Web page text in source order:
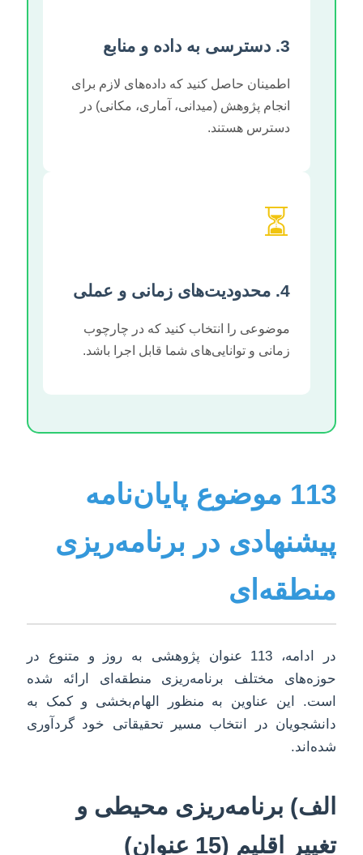
3. دسترسی به داده و منابع
اطمینان حاصل کنید که داده‌های لازم برای
انجام پژوهش (میدانی، آماری، مکانی) در
دسترس هستند.
⏳
4. محدودیت‌های زمانی و عملی
موضوعی را انتخاب کنید که در چارچوب
زمانی و توانایی‌های شما قابل اجرا باشد.
113 موضوع پایان‌نامه
پیشنهادی در برنامه‌ریزی
منطقه‌ای
در ادامه، 113 عنوان پژوهشی به روز و متنوع در
حوزه‌های مختلف برنامه‌ریزی منطقه‌ای ارائه شده
است. این عناوین به منظور الهام‌بخشی و کمک به
دانشجویان در انتخاب مسیر تحقیقاتی خود گردآوری
شده‌اند.
الف) برنامه‌ریزی محیطی و
تغییر اقلیم (15 عنوان)